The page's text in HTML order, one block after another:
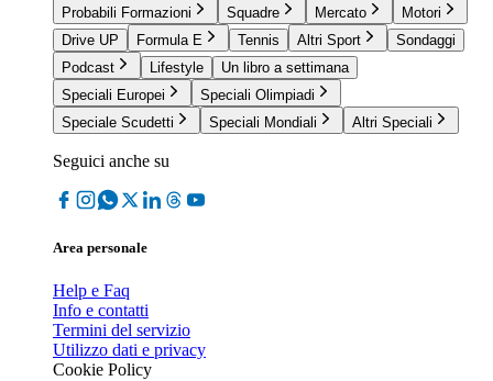
Probabili Formazioni
Squadre Mercato
Motori
Drive UP
Formula E Tennis Altri Sport
Sondaggi
Podcast
Lifestyle
Un libro a settimana
Speciali Europei
Speciali Olimpiadi
Speciale Scudetti
Speciali Mondiali Altri Speciali
Seguici anche su
Area personale
Help e Faq
Info e contatti
Termini del servizio
Utilizzo dati e privacy
Cookie Policy